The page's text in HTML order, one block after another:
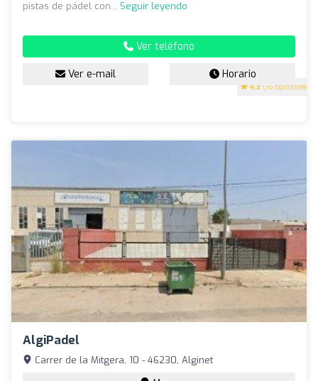
4.3 (16 opiniones)
pistas de pádel con... Seguir leyendo
Ver teléfono
Ver e-mail Horario
AlgiPadel
Carrer de la Mitgera, 10 - 46230, Alginet